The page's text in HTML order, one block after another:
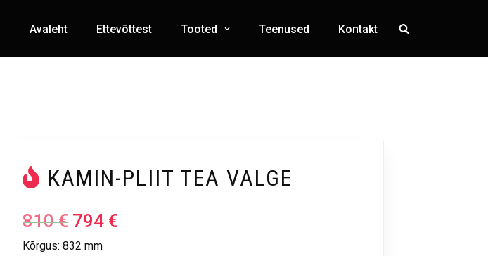
Avaleht Ettevõttest Tooted Teenused Kontakt
KAMIN-PLIIT TEA VALGE
810€ 794 €
Kõrgus: 832 mm